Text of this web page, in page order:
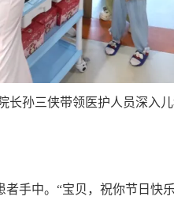
长孙三侠带领医护人员深入
手中。“宝贝，祝你节日快